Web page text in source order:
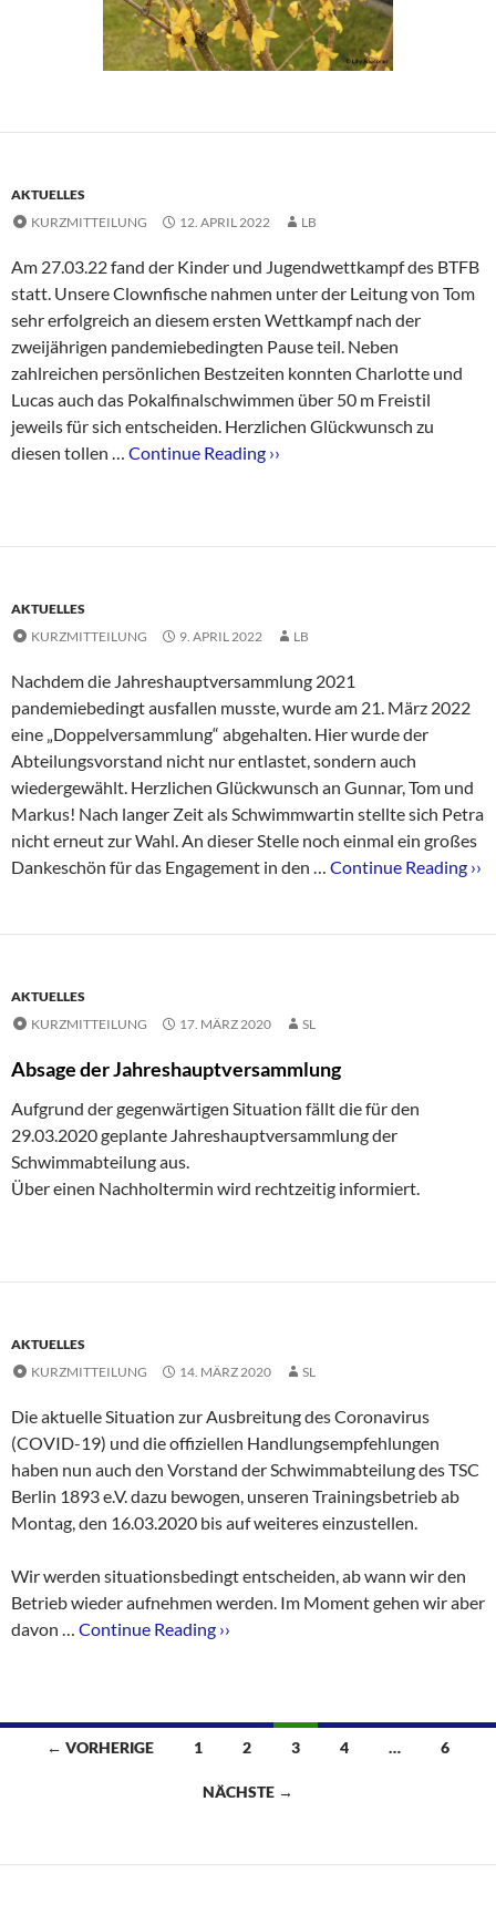
AKTUELLES
KURZMITTEILUNG
12. APRIL 2022 LB
Am 27.03.22 fand der Kinder und Jugendwettkampf des BTFB
statt. Unsere Clownfische nahmen unter der Leitung von Tom
sehr erfolgreich an diesem ersten Wettkampf nach der
zweijährigen pandemiebedingten Pause teil. Neben
zahlreichen persönlichen Bestzeiten konnten Charlotte und
Lucas auch das Pokalfinalschwimmen über 50 m Freistil
jeweils für sich entscheiden. Herzlichen Glückwunsch zu
diesen tollen … Continue Reading ››
AKTUELLES
KURZMITTEILUNG
9. APRIL 2022 LB
Nachdem die Jahreshauptversammlung 2021
pandemiebedingt ausfallen musste, wurde am 21. März 2022
eine „Doppelversammlung“ abgehalten. Hier wurde der
Abteilungsvorstand nicht nur entlastet, sondern auch
wiedergewählt. Herzlichen Glückwunsch an Gunnar, Tom und
Markus! Nach langer Zeit als Schwimmwartin stellte sich Petra
nicht erneut zur Wahl. An dieser Stelle noch einmal ein großes
Dankeschön für das Engagement in den … Continue Reading ››
AKTUELLES
KURZMITTEILUNG
17. MÄRZ 2020 SL
Absage der Jahreshauptversammlung
Aufgrund der gegenwärtigen Situation fällt die für den
29.03.2020 geplante Jahreshauptversammlung der
Schwimmabteilung aus.
Über einen Nachholtermin wird rechtzeitig informiert.
AKTUELLES
KURZMITTEILUNG
14. MÄRZ 2020 SL
Die aktuelle Situation zur Ausbreitung des Coronavirus
(COVID-19) und die offiziellen Handlungsempfehlungen
haben nun auch den Vorstand der Schwimmabteilung des TSC
Berlin 1893 e.V. dazu bewogen, unseren Trainingsbetrieb ab
Montag, den 16.03.2020 bis auf weiteres einzustellen.
Wir werden situationsbedingt entscheiden, ab wann wir den
Betrieb wieder aufnehmen werden. Im Moment gehen wir aber
davon … Continue Reading ››
Beitragsnavigation
← VORHERIGE 1 2 3 4 … 6
NÄCHSTE →